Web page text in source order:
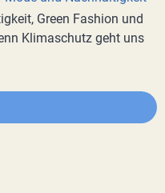
Green Fashion und
Klimaschutz geht uns